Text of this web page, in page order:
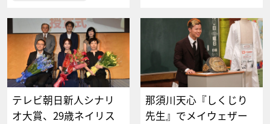
テレビ朝日新人シナリ
オ大賞、29歳ネイリス
那須川天心『しくじり
先生』でメイウェザー